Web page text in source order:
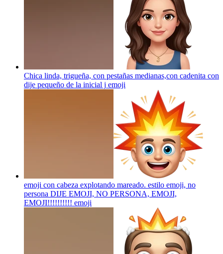
Chica linda, trigueña, con pestañas medianas,con cadenita con
dije pequeño de la inicial j emoji
emoji con cabeza explotando mareado. estilo emoji, no
persona DIJE EMOJI, NO PERSONA, EMOJI,
EMOJI!!!!!!!!!! emoji